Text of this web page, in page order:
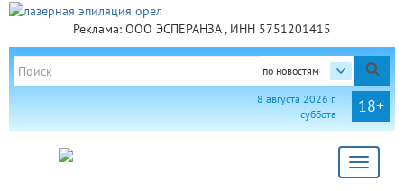
Реклама: ООО ЭСПЕРАНЗА , ИНН 5751201415
по новостям
18+
8 августа 2026 г.
суббота
Toggle